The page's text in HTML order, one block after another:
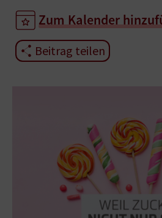
Zum Kalender
Beitrag teilen